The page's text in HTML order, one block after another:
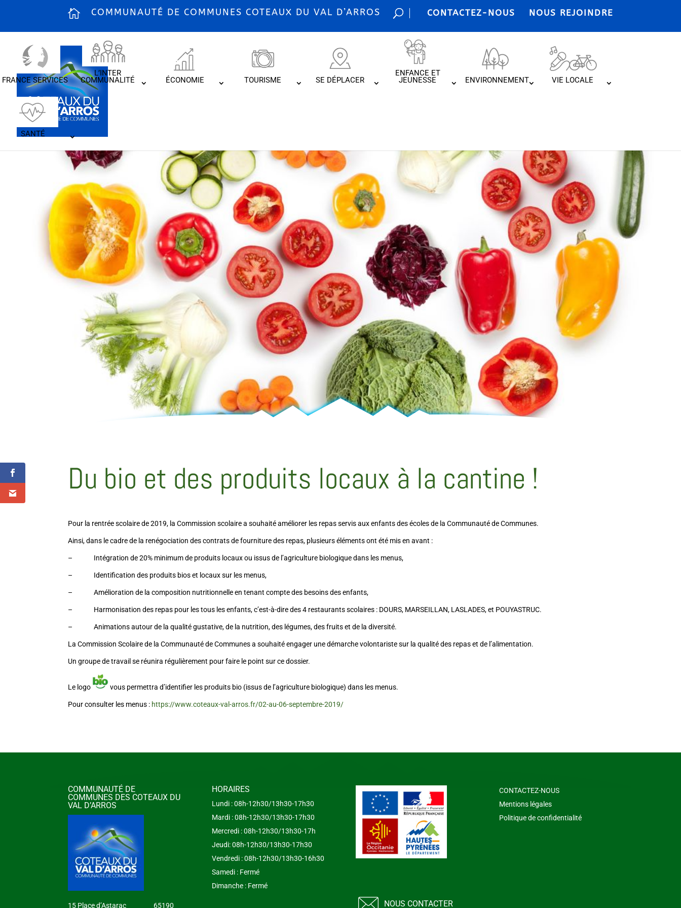
COMMUNAUTÉ DE COMMUNES COTEAUX DU VAL D’ARROS CONTACTEZ-NOUS NOUS REJOINDRE
FRANCE SERVICES
L’INTER
COMMUNALITÉ ÉCONOMIE TOURISME SE DÉPLACER
ENFANCE ET
JEUNESSE ENVIRONNEMENT VIE LOCALE
SANTÉ
Du bio et des produits locaux à la cantine !
Du bio et des produits locaux à la cantine !
Pour la rentrée scolaire de 2019, la Commission scolaire a souhaité améliorer les repas servis aux enfants des écoles de la Communauté de Communes.
Ainsi, dans le cadre de la renégociation des contrats de fourniture des repas, plusieurs éléments ont été mis en avant :
– Intégration de 20% minimum de produits locaux ou issus de l’agriculture biologique dans les menus,
– Identification des produits bios et locaux sur les menus,
– Amélioration de la composition nutritionnelle en tenant compte des besoins des enfants,
– Harmonisation des repas pour les tous les enfants, c’est-à-dire des 4 restaurants scolaires : DOURS, MARSEILLAN, LASLADES, et POUYASTRUC.
– Animations autour de la qualité gustative, de la nutrition, des légumes, des fruits et de la diversité.
La Commission Scolaire de la Communauté de Communes a souhaité engager une démarche volontariste sur la qualité des repas et de l’alimentation.
Un groupe de travail se réunira régulièrement pour faire le point sur ce dossier.
Le logo vous permettra d’identifier les produits bio (issus de l’agriculture biologique) dans les menus.
Pour consulter les menus : https://www.coteaux-val-arros.fr/02-au-06-septembre-2019/
COMMUNAUTÉ DE
COMMUNES DES COTEAUX DU
VAL D’ARROS
15 Place d’Astarac 65190
HORAIRES
Lundi : 08h-12h30/13h30-17h30
Mardi : 08h-12h30/13h30-17h30
Mercredi : 08h-12h30/13h30-17h
Jeudi: 08h-12h30/13h30-17h30
Vendredi : 08h-12h30/13h30-16h30
Samedi : Fermé
Dimanche : Fermé
NOUS CONTACTER
CONTACTEZ-NOUS
Mentions légales
Politique de confidentialité